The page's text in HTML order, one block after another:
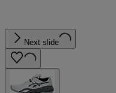
Next slide